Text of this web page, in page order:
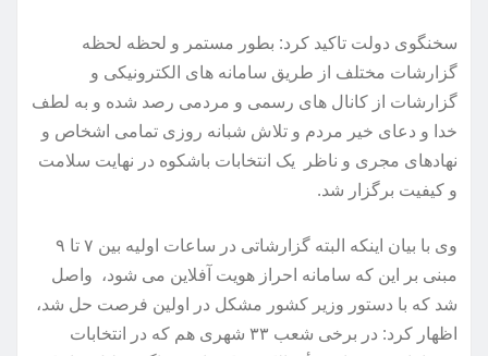
سخنگوی دولت تاکید کرد: بطور مستمر و لحظه لحظه
گزارشات مختلف از طریق سامانه های الکترونیکی و
گزارشات از کانال های رسمی و مردمی رصد شده و به لطف
خدا و دعای خیر مردم و تلاش شبانه روزی تمامی اشخاص و
نهادهای مجری و ناظر یک انتخابات باشکوه در نهایت سلامت
و کیفیت برگزار شد.
وی با بیان اینکه البته گزارشاتی در ساعات اولیه بین ۷ تا ۹
مبنی بر این که سامانه احراز هویت آفلاین می شود، واصل
شد که با دستور وزیر کشور مشکل در اولین فرصت حل شد،
اظهار کرد: در برخی شعب ۳۳ شهری هم که در انتخابات